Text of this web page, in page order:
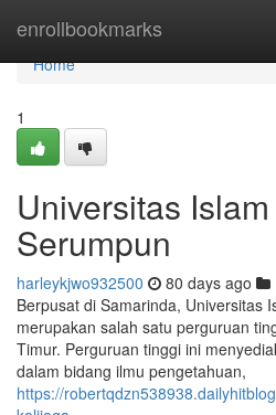
enrollbookmarks
Home
Home
1
Universitas
Serumpun
harleykjwo932500 80 days ago
Berpusat di Samarinda, Universitas
merupakan salah satu perguruan
Timur. Perguruan tinggi ini
dalam bidang ilmu pengetahuan,
https://